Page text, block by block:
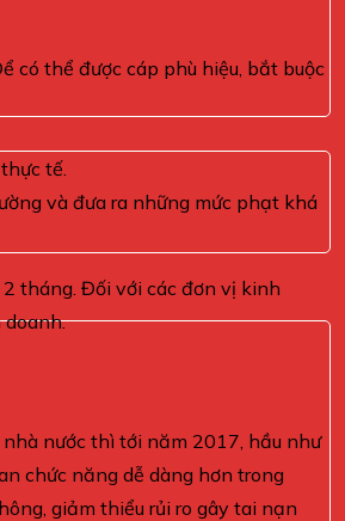
có thể được cáp phù hiệu, bắt buộc
tế.
và đưa ra những mức phạt khá
tháng. Đối với các đơn vị kinh
doanh.
nước thì tới năm 2017, hầu như
chức năng dễ dàng hơn trong
giảm thiểu rủi ro gây tai nạn